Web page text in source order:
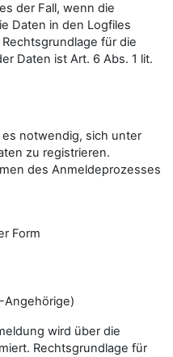
der Fall, wenn die
Daten in den Logfiles
für die
Daten ist Art. 6 Abs. 1 lit.
notwendig, sich unter
zu registrieren.
des Anmeldeprozesses
Form
Angehörige)
wird über die
Rechtsgrundlage für